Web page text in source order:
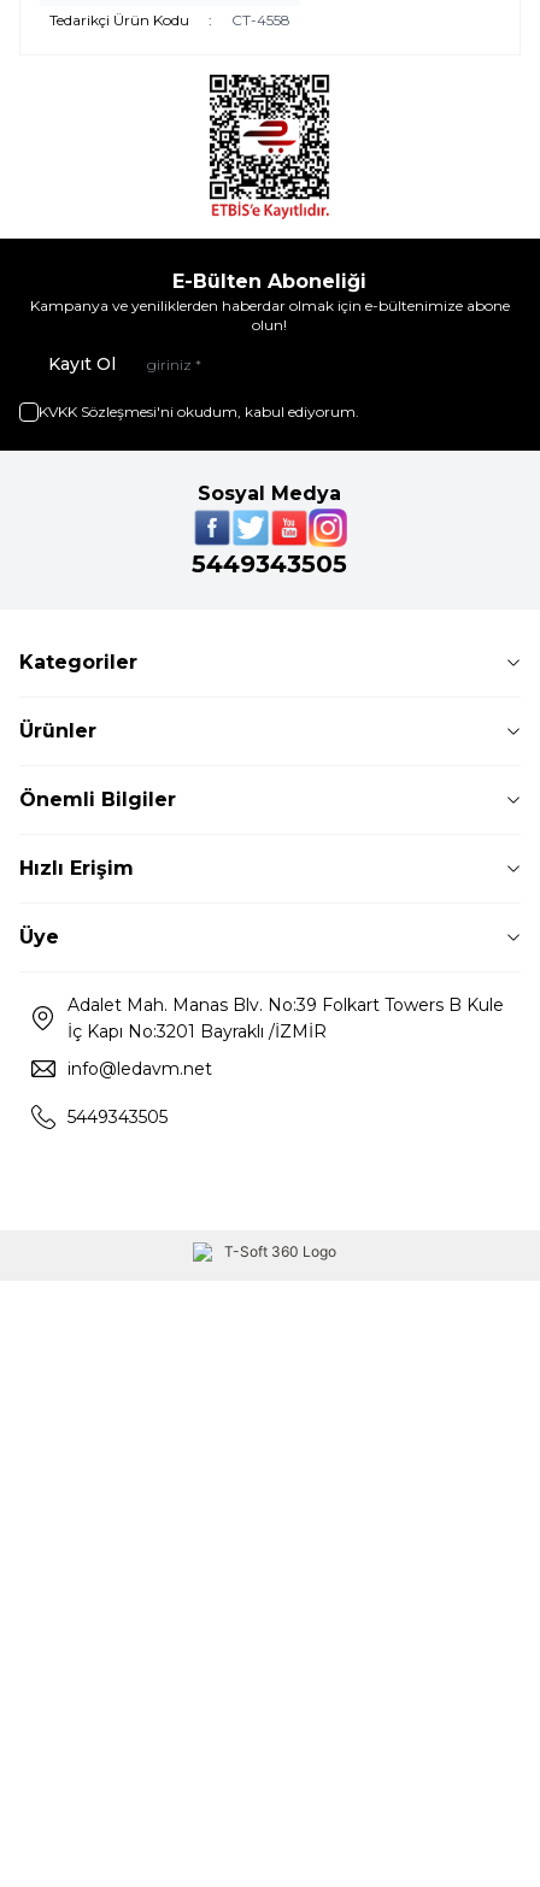
Tedarikçi Ürün Kodu
: CT-4558
E-Bülten Aboneliği
Kampanya ve yeniliklerden haberdar olmak için e-bültenimize abone
olun!
Kayıt Ol
KVKK Sözleşmesi'ni okudum, kabul ediyorum.
Sosyal Medya
5449343505
Kategoriler
Ürünler
Önemli Bilgiler
Hızlı Erişim
Üye
Adalet Mah. Manas Blv. No:39 Folkart Towers B Kule
İç Kapı No:3201 Bayraklı /İZMİR
info@ledavm.net
5449343505